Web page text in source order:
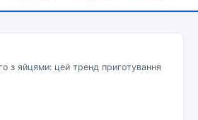
з яйцями: цей тренд приготування